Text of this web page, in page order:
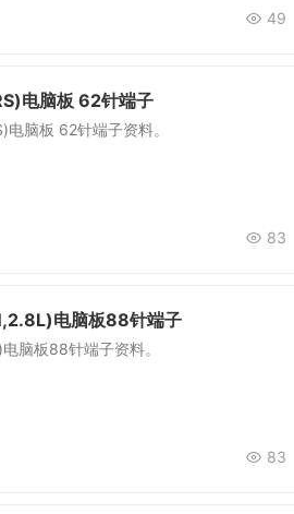
49
电脑板 62针端子
脑板 62针端子资料。
83
电脑板88针端子
脑板88针端子资料。
83